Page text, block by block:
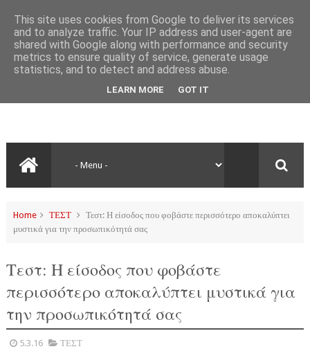
Home ΤΕΣΤ
Τεστ: Η είσοδος που φοβάστε περισσότερο αποκαλύπτει
μυστικά για την προσωπικότητά σας
Τεστ: Η είσοδος που φοβάστε
περισσότερο αποκαλύπτει μυστικά για
την προσωπικότητά σας
5.3.16 ΤΕΣΤ
This site uses cookies from Google to deliver its services
and to analyze traffic. Your IP address and user-agent are
shared with Google along with performance and security
metrics to ensure quality of service, generate usage
statistics, and to detect and address abuse.
LEARN MORE GOT IT